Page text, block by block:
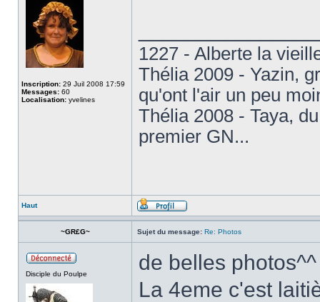
Inscription: 29 Juil 2008 17:59
Messages: 60
Localisation: yvelines
1227 - Alberte la
Thélia 2009 - Yazin,
qu'ont l'air un peu
Thélia 2008 - Taya,
premier GN...
Haut
~GR£G~ Sujet du message: Re: Photos
Disciple du Poulpe
de belles photos^^
La 4eme c'est